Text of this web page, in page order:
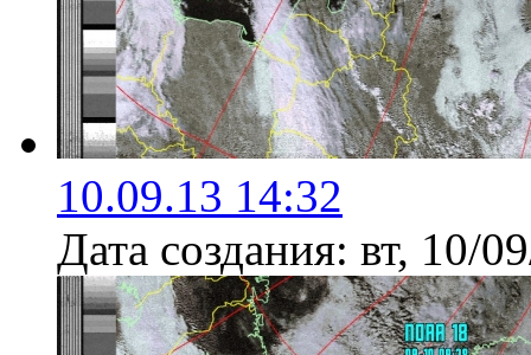
10.09.13 14:32
Дата создания: вт, 10/